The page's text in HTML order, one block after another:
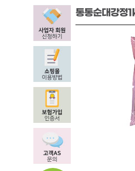
통통순대강정